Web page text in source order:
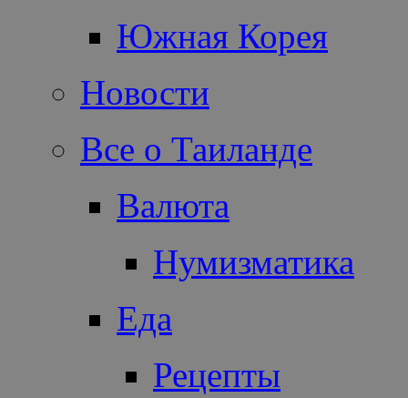
Южная Корея
Новости
Все о Таиланде
Валюта
Нумизматика
Еда
Рецепты